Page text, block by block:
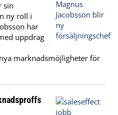
sin
ny roll i
har
uppdrag
marknadsmöjligheter för